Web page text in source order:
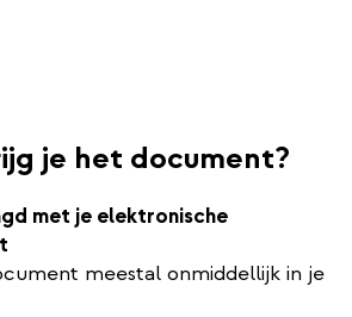
je het document?
met je elektronische
meestal onmiddellijk in je